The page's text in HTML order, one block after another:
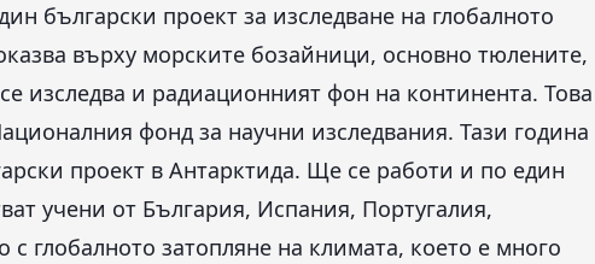
български проект за изследване на глобалното
върху морските бозайници, основно тюлените,
изследва и радиационният фон на континента. Това
фонд за научни изследвания. Тази година
проект в Антарктида. Ще се работи и по един
учени от България, Испания, Португалия,
глобалното затопляне на климата, което е много